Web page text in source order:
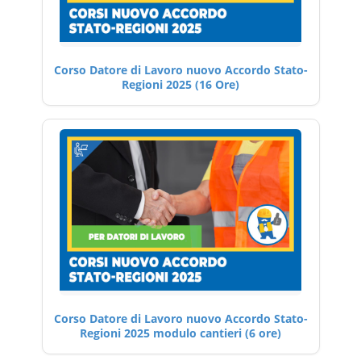
Corso Datore di Lavoro nuovo Accordo Stato-
Regioni 2025 (16 Ore)
Corso Datore di Lavoro nuovo Accordo Stato-
Regioni 2025 modulo cantieri (6 ore)